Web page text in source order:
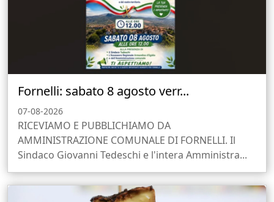
Fornelli: sabato 8 agosto verr...
07-08-2026
RICEVIAMO E PUBBLICHIAMO DA
AMMINISTRAZIONE COMUNALE DI FORNELLI. Il
Sindaco Giovanni Tedeschi e l'intera Amministra...